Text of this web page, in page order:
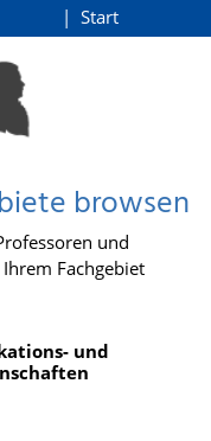
Start
browsen
und
Fachgebiet
und